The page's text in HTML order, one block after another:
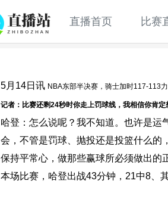
直播首页 比赛
5月14日讯 NBA东部半决赛，骑士加时117-113
记者：比赛还剩24秒时你走上罚球线，我相信你肯
哈登：怎么说呢？我不知道。也许是运
会，不管是罚球、抛投还是投篮什么的
保持平常心，做那些赢球所必须做出的
本场比赛，哈登出战43分钟，21中8、